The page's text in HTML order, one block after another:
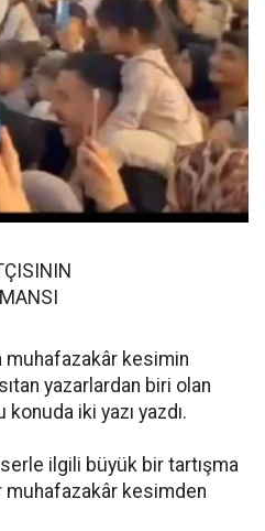
kesimin
yazarlardan biri olan
iki yazı yazdı.
ilgili büyük bir tartışma
muhafazakâr kesimden